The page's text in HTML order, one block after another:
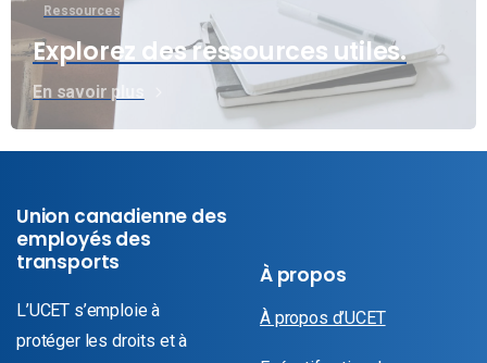
Ressources
Explorez des ressources utiles.
En savoir plus
Union canadienne des
employés des
transports
L’UCET s’emploie à
protéger les droits et à
À propos
À propos d’UCET